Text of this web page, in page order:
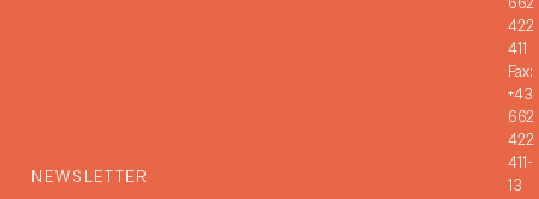
NEWSLETTER
662
422
411
Fax:
+43
662
422
411-
13